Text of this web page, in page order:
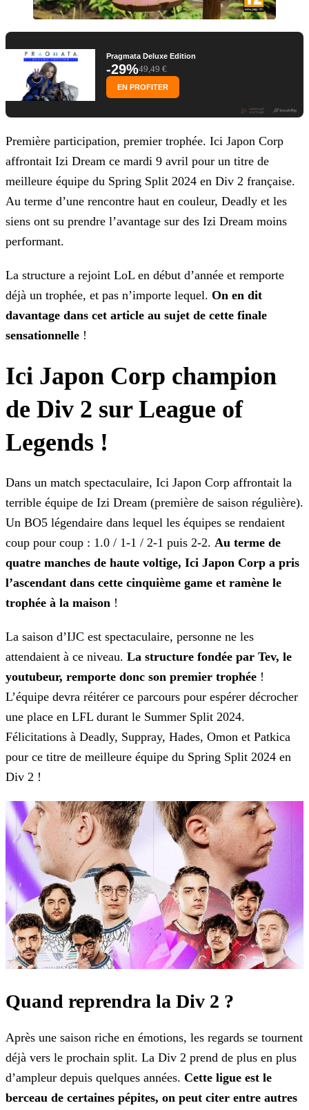
Pragmata Deluxe Edition
-29%49,49 €
EN PROFITER
Première participation, premier trophée. Ici Japon Corp
affrontait Izi Dream ce mardi 9 avril pour un titre de
meilleure équipe du Spring Split 2024 en Div 2 française.
Au terme d’une rencontre haut en couleur, Deadly et les
siens ont su prendre l’avantage sur des Izi Dream moins
performant.
La structure a rejoint LoL en début d’année et remporte
déjà un trophée, et pas n’importe lequel. On en dit
davantage dans cet article au sujet de cette finale
sensationnelle !
Ici Japon Corp champion
de Div 2 sur League of
Legends !
Dans un match spectaculaire, Ici Japon Corp affrontait la
terrible équipe de Izi Dream (première de saison régulière).
Un BO5 légendaire dans lequel les équipes se rendaient
coup pour coup : 1.0 / 1-1 / 2-1 puis 2-2. Au terme de
quatre manches de haute voltige, Ici Japon Corp a pris
l’ascendant dans cette cinquième game et ramène le
trophée à la maison !
La saison d’IJC est spectaculaire, personne ne les
attendaient à ce niveau. La structure fondée par Tev, le
youtubeur, remporte donc son premier trophée !
L’équipe devra réitérer ce parcours pour espérer décrocher
une place en LFL durant le Summer Split 2024.
Félicitations à Deadly, Suppray, Hades, Omon et Patkica
pour ce titre de meilleure équipe du Spring Split 2024 en
Div 2 !
Quand reprendra la Div 2 ?
Après une saison riche en émotions, les regards se tournent
déjà vers le prochain split. La Div 2 prend de plus en plus
d’ampleur depuis quelques années. Cette ligue est le
berceau de certaines pépites, on peut citer entre autres